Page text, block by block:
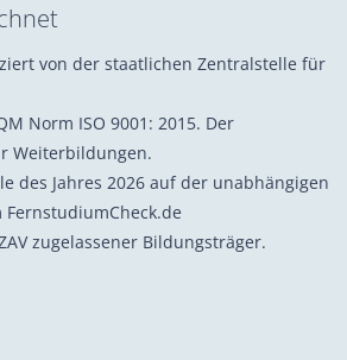
von der staatlichen Zentralstelle für
Norm ISO 9001: 2015. Der
Weiterbildungen.
des Jahres 2026 auf der unabhängigen
zugelassener Bildungsträger.